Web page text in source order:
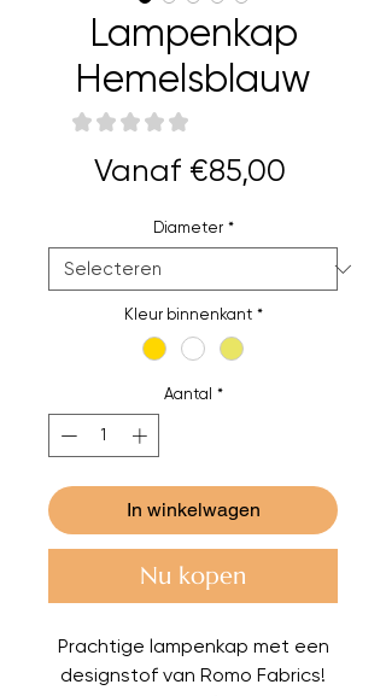
Lampenkap
Hemelsblauw
★ ★ ★ ★ ★
Vanaf €85,00
Diameter *
Kleur binnenkant *
Aantal *
In winkelwagen
Nu kopen
Prachtige lampenkap met een
designstof van Romo Fabrics!